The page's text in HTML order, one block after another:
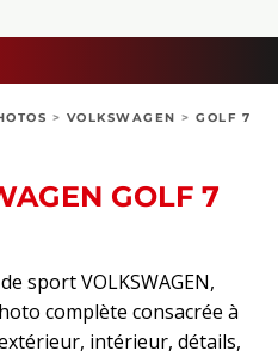
> VOLKSWAGEN > GOLF 7
GOLF 7
sport VOLKSWAGEN,
complète consacrée à
extérieur, intérieur, détails,